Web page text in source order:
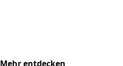
Mehr entdecken